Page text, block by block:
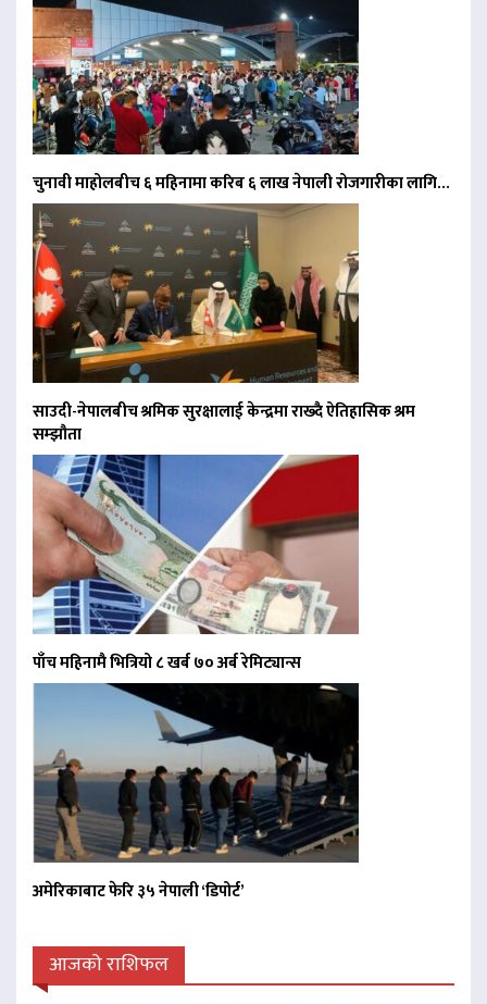
चुनावी माहोलबीच ६ महिनामा करिब ६ लाख नेपाली रोजगारीका लागि…
साउदी-नेपालबीच श्रमिक सुरक्षालाई केन्द्रमा राख्दै ऐतिहासिक श्रम
सम्झौता
पाँच महिनामै भित्रियो ८ खर्ब ७० अर्ब रेमिट्यान्स
अमेरिकाबाट फेरि ३५ नेपाली ‘डिपोर्ट’
आजको राशिफल